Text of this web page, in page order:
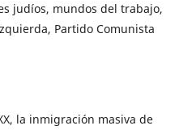
judíos, mundos del trabajo,
Partido Comunista
la inmigración masiva de